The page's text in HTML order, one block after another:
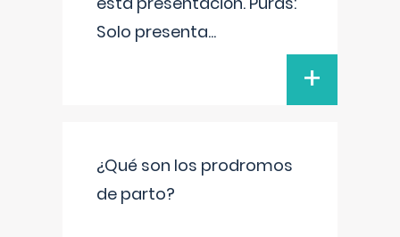
Solo presenta...
+
¿Qué son los prodromos
de parto?